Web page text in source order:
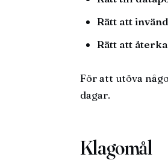
Rätt att
Rätt att
För att utöva
dagar.
Klagomål